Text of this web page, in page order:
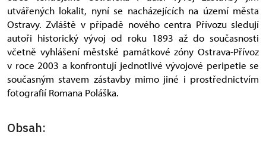
utvářených lokalit, nyní se nacházejících na území města
Ostravy. Zvláště v případě nového centra Přívozu sledují
autoři historický vývoj od roku 1893 až do současnosti
včetně vyhlášení městské památkové zóny Ostrava-Přívoz
v roce 2003 a konfrontují jednotlivé vývojové peripetie se
současným stavem zástavby mimo jiné i prostřednictvím
fotografií Romana Poláška.
Obsah: